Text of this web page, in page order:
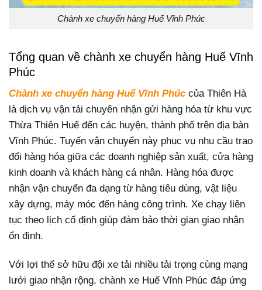
Chành xe chuyển hàng Huế Vĩnh Phúc
Tổng quan về chành xe chuyển hàng Huế Vĩnh
Phúc
Chành xe chuyển hàng Huế Vĩnh Phúc của Thiên Hà
là dịch vụ vận tải chuyên nhận gửi hàng hóa từ khu vực
Thừa Thiên Huế đến các huyện, thành phố trên địa bàn
Vĩnh Phúc. Tuyến vận chuyển này phục vụ nhu cầu trao
đổi hàng hóa giữa các doanh nghiệp sản xuất, cửa hàng
kinh doanh và khách hàng cá nhân. Hàng hóa được
nhận vận chuyển đa dạng từ hàng tiêu dùng, vật liệu
xây dựng, máy móc đến hàng công trình. Xe chạy liên
tục theo lịch cố định giúp đảm bảo thời gian giao nhận
ổn định.
Với lợi thế sở hữu đội xe tải nhiều tải trọng cùng mạng
lưới giao nhận rộng, chành xe Huế Vĩnh Phúc đáp ứng